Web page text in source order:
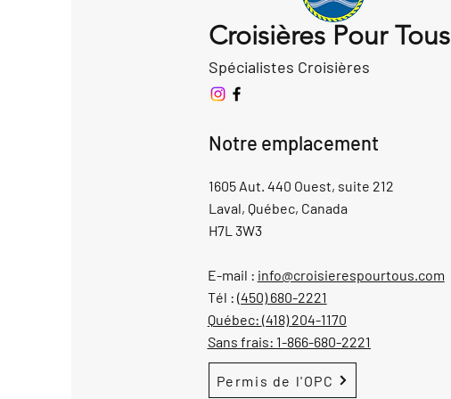
Croisières Pour Tous
Spécialistes Croisières
Notre emplacement
1605 Aut. 440 Ouest, suite 212
Laval, Québec, Canada
H7L 3W3
E-mail : info@croisierespourtous.com
Tél : (450) 680-2221
Québec: (418) 204-1170
Sans frais: 1-866-680-2221
Permis de l'OPC